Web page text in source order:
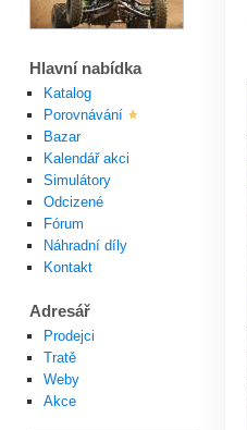
Hlavní nabídka
Katalog
Porovnávání
Bazar
Kalendář akci
Simulátory
Odcizené
Fórum
Náhradní díly
Kontakt
Adresář
Prodejci
Tratě
Weby
Akce